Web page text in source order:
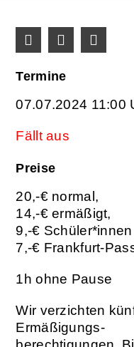
Termine
07.07.2024 11:00
Fällt aus
Preise
20,-€ normal,
14,-€ ermäßigt,
9,-€
7,-€ Frankfurt-
1h ohne Pause
Wir verzichten
Ermäßigungs-